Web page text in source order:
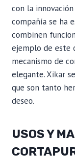
con la
compañía se ha
combinen
ejemplo de este
mecanismo de
elegante. Xikar
que son tanto
deseo.
USOS Y